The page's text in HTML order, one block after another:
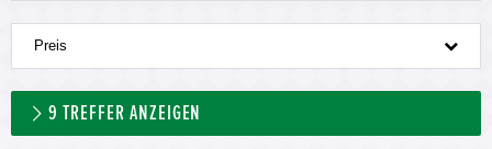
Preis
9 TREFFER ANZEIGEN